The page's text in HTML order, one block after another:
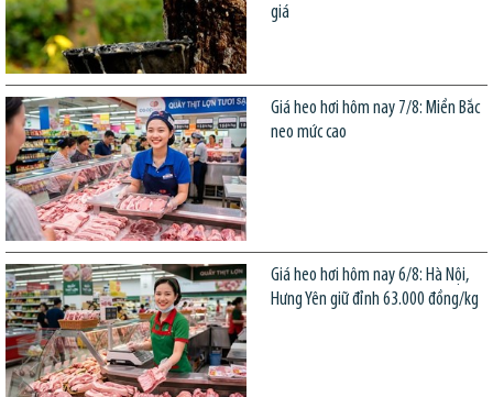
giá
Giá heo hơi hôm nay 7/8: Miền Bắc
neo mức cao
Giá heo hơi hôm nay 6/8: Hà Nội,
Hưng Yên giữ đỉnh 63.000 đồng/kg